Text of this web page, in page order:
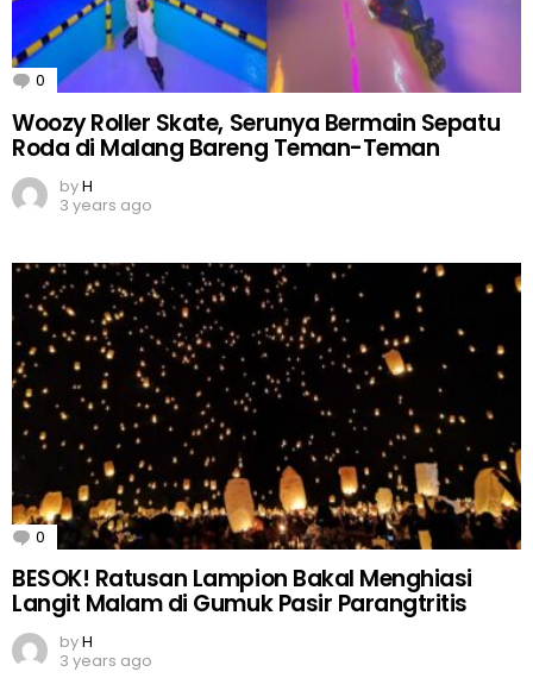
0 Comments
Woozy Roller Skate, Serunya Bermain Sepatu
Roda di Malang Bareng Teman-Teman
byH
3 years ago
0 Comments
BESOK! Ratusan Lampion Bakal Menghiasi
Langit Malam di Gumuk Pasir Parangtritis
byH
3 years ago